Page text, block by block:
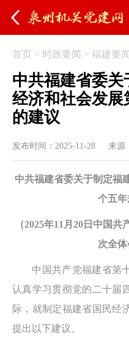
首页 > 时政要闻 >福建要闻
中共福建省委
经济和社会发展
的建议
发布时间：2025-11-28 来源
中共福建省委关于制定福
个五
（2025年11月20日中国
次全体
中国共产党福建省第
认真学习贯彻党的二十届
际，就制定福建省国民经
提出以下建议。